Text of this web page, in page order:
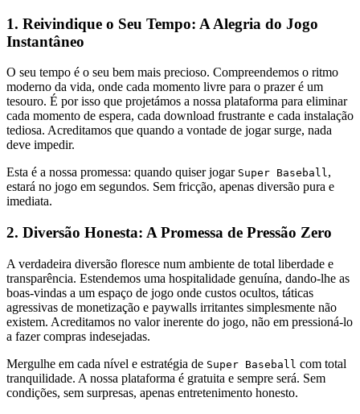
1. Reivindique o Seu Tempo: A Alegria do Jogo
Instantâneo
O seu tempo é o seu bem mais precioso. Compreendemos o ritmo
moderno da vida, onde cada momento livre para o prazer é um
tesouro. É por isso que projetámos a nossa plataforma para eliminar
cada momento de espera, cada download frustrante e cada instalação
tediosa. Acreditamos que quando a vontade de jogar surge, nada
deve impedir.
Esta é a nossa promessa: quando quiser jogar Super Baseball,
estará no jogo em segundos. Sem fricção, apenas diversão pura e
imediata.
2. Diversão Honesta: A Promessa de Pressão Zero
A verdadeira diversão floresce num ambiente de total liberdade e
transparência. Estendemos uma hospitalidade genuína, dando-lhe as
boas-vindas a um espaço de jogo onde custos ocultos, táticas
agressivas de monetização e paywalls irritantes simplesmente não
existem. Acreditamos no valor inerente do jogo, não em pressioná-lo
a fazer compras indesejadas.
Mergulhe em cada nível e estratégia de Super Baseball com total
tranquilidade. A nossa plataforma é gratuita e sempre será. Sem
condições, sem surpresas, apenas entretenimento honesto.